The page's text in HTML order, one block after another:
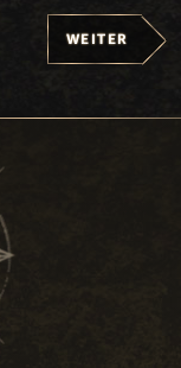
WEITER